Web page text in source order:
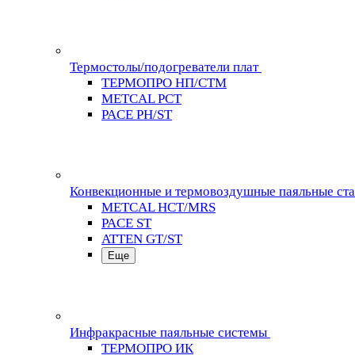
Термостолы/подогреватели плат
ТЕРМОПРО НП/СТМ
METCAL PCT
PACE PH/ST
Конвекционные и термовоздушные паяльные
METCAL HCT/MRS
PACE ST
ATTEN GT/ST
Еще
Инфракрасные паяльные системы
ТЕРМОПРО ИК